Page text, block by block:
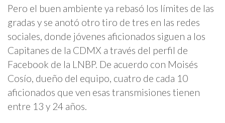
Pero el buen ambiente ya rebasó los límites de las
gradas y se anotó otro tiro de tres en las redes
sociales, donde jóvenes aficionados siguen a los
Capitanes de la CDMX a través del perfil de
Facebook de la LNBP. De acuerdo con Moisés
Cosío, dueño del equipo, cuatro de cada 10
aficionados que ven esas transmisiones tienen
entre 13 y 24 años.